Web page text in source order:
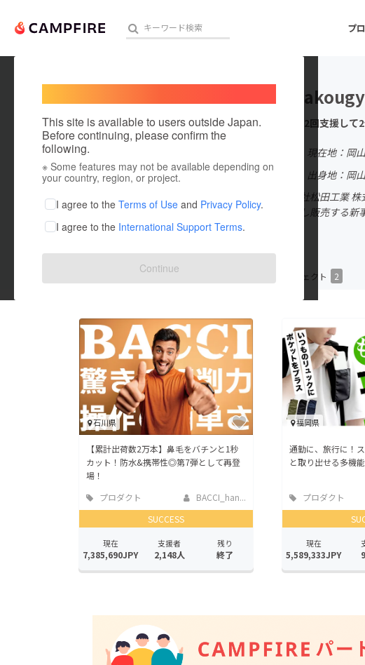
プ
人気のプロジェクト 注目のリターン
アート・写真 音楽
テクノロジー・ガジェット
ゲー
映像・映画
ビジネス・起業
まちづくり・地域活性化
This site is available to users outside Japan.
Before continuing, please confirm the
following.
※ Some features may not be available depending on
your country, region, or project.
I agree to the Terms of Use and Privacy Policy.
I agree to the International Support Terms.
Continue
これまでに2回支援して
現在地：岡
出身国：日本
出身地：岡
会社：株式会社松田工業
ア製品を作成し販売する
プロジェクト プロジェクト 2
石川県
【累計出荷数2万本】鼻毛をバチンと1秒
カット！防水&携帯性◎第7弾として再登
場！
プロダクト
BACCI_han...
SUCCESS
現在
7,385,690JPY
支援者
2,148人
残り
終了
福岡県
通勤に、旅行に！
と取り出せる多機
プロダクト
現在
5,589,333JPY